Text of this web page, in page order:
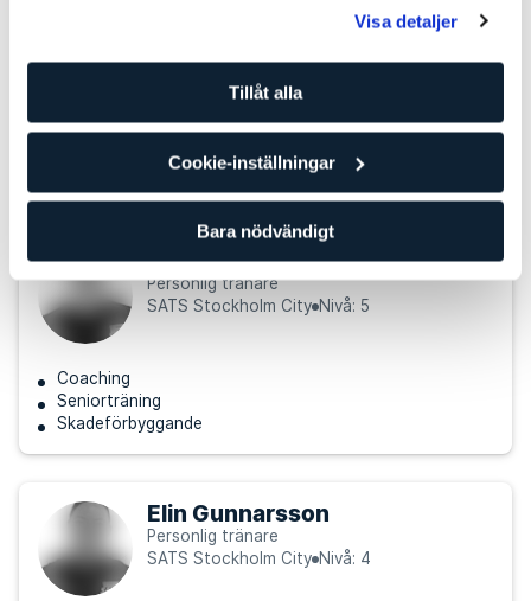
Visa detaljer
Tillåt alla
Cookie-inställningar
Bara nödvändigt
Styrketräning
Träning för gravida
Petter Bergstrand
Personlig tränare
SATS Stockholm City Nivå: 5
Coaching
Seniorträning
Skadeförbyggande
Elin Gunnarsson
Personlig tränare
SATS Stockholm City Nivå: 4